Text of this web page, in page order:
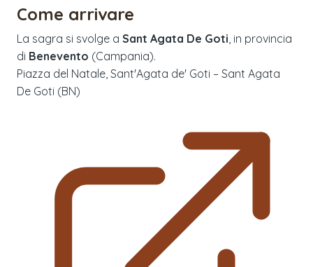
Come arrivare
La sagra si svolge a Sant Agata De Goti , in provincia
di Benevento (Campania).
Piazza del Natale, Sant'Agata de' Goti – Sant Agata
De Goti (BN)